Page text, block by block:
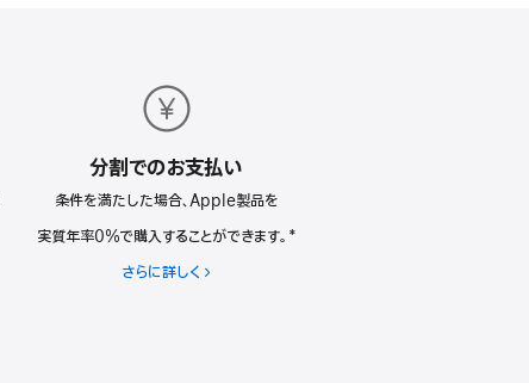
分割でのお支払い
条件を満たした場合、Apple製品を
実質年率0%で購入することができます。*
さらに詳しく 分